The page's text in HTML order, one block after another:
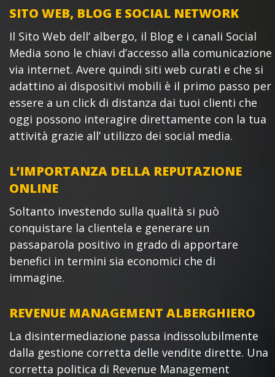
SITO WEB, BLOG E SOCIAL NETWORK
Il Sito Web dell’ albergo, il Blog e i canali Social
Media sono le chiavi d’accesso alla comunicazione
via internet. Avere quindi siti web curati e che si
adattino ai dispositivi mobili è il primo passo per
essere a un click di distanza dai tuoi clienti che
oggi possono interagire direttamente con la tua
attività grazie all’ utilizzo dei social media.
L’IMPORTANZA DELLA REPUTAZIONE
ONLINE
Soltanto investendo sulla qualità si può
conquistare la clientela e generare un
passaparola positivo in grado di apportare
benefici in termini sia economici che di
immagine.
REVENUE MANAGEMENT ALBERGHIERO
La disintermediazione passa indissolubilmente
dalla gestione corretta delle vendite dirette. Una
corretta politica di Revenue Management